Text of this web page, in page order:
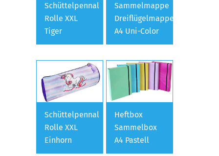
Schüttelpennal
Rolle XXL
Tiger
Sammelmappe
Dreiflügelmappe
A4 Uni-Color
Schüttelpennal
Rolle XXL
Einhorn
Heftbox
Sammelbox
A4 Pastell